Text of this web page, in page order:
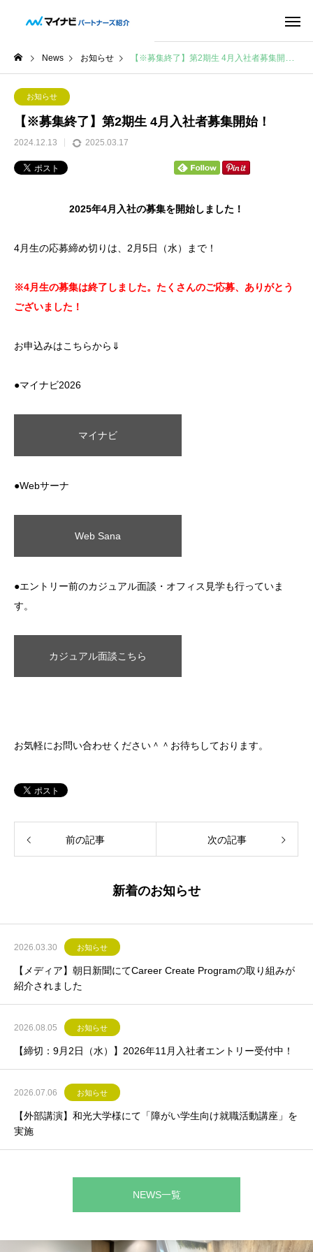
News お知らせ 【※募集終了】第2期生 4月入社者募集開始！
お知らせ
【※募集終了】第2期生 4月入社者募集開始！
2024.12.13 2025.03.17
2025年4月入社の募集を開始しました！
4月生の応募締め切りは、2月5日（水）まで！
※4月生の募集は終了しました。たくさんのご応募、ありがとう
ございました！
お申込みはこちらから⇓
●マイナビ2026
マイナビ
●Webサーナ
Web Sana
●エントリー前のカジュアル面談・オフィス見学も行っていま
す。
カジュアル面談こちら
お気軽にお問い合わせください＾＾お待ちしております。
前の記事 次の記事
新着のお知らせ
2026.03.30 お知らせ
【メディア】朝日新聞にてCareer Create Programの取り組みが
紹介されました
2026.08.05 お知らせ
【締切：9月2日（水）】2026年11月入社者エントリー受付中！
2026.07.06 お知らせ
【外部講演】和光大学様にて「障がい学生向け就職活動講座」を
実施
NEWS一覧